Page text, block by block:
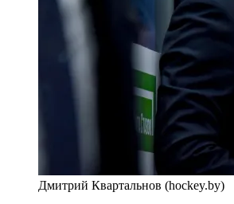
Дмитрий Квартальнов (hockey.by)